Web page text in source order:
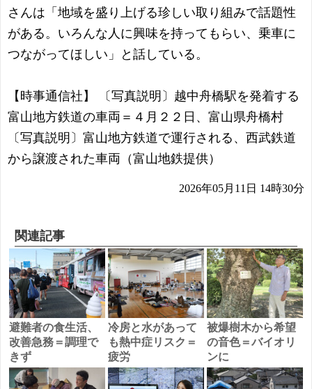
さんは「地域を盛り上げる珍しい取り組みで話題性
がある。いろんな人に興味を持ってもらい、乗車に
つながってほしい」と話している。
【時事通信社】 〔写真説明〕越中舟橋駅を発着する
富山地方鉄道の車両＝４月２２日、富山県舟橋村
〔写真説明〕富山地方鉄道で運行される、西武鉄道
から譲渡された車両（富山地鉄提供）
2026年05月11日 14時30分
関連記事
避難者の食生活、
改善急務＝調理で
きず
冷房と水があって
も熱中症リスク＝
疲労
被爆樹木から希望
の音色＝バイオリ
ンに